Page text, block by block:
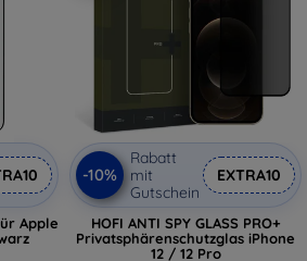
Apple
-10%
Rabatt
mit
Gutschein
EXTRA10
HOFI ANTI SPY GLASS PRO+
Privatsphärenschutzglas iPhone
12 / 12 Pro